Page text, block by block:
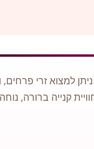
למצוא זרי
קנייה ברורה,